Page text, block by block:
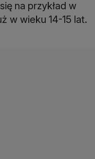
na przykład w
w wieku 14-15 lat.